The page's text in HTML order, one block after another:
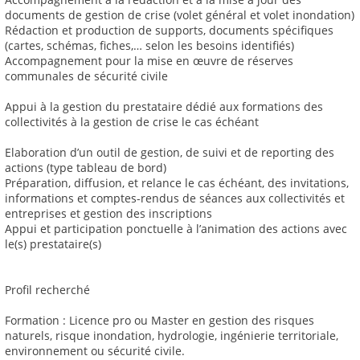
documents de gestion de crise (volet général et volet inondation)
Rédaction et production de supports, documents spécifiques
(cartes, schémas, fiches,… selon les besoins identifiés)
Accompagnement pour la mise en œuvre de réserves
communales de sécurité civile
Appui à la gestion du prestataire dédié aux formations des
collectivités à la gestion de crise le cas échéant
Elaboration d’un outil de gestion, de suivi et de reporting des
actions (type tableau de bord)
Préparation, diffusion, et relance le cas échéant, des invitations,
informations et comptes-rendus de séances aux collectivités et
entreprises et gestion des inscriptions
Appui et participation ponctuelle à l’animation des actions avec
le(s) prestataire(s)
Profil recherché
Formation : Licence pro ou Master en gestion des risques
naturels, risque inondation, hydrologie, ingénierie territoriale,
environnement ou sécurité civile.